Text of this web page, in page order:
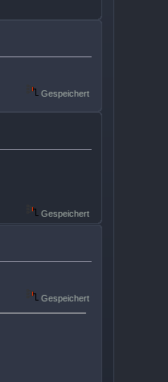
Gespeichert
Gespeichert
Gespeichert